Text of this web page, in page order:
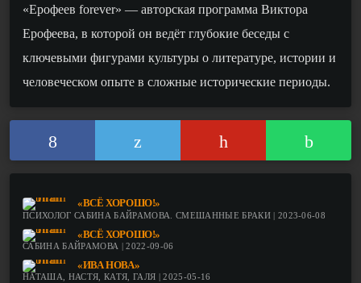
«Ерофеев forever» — авторская программа Виктора
Ерофеева, в которой он ведёт глубокие беседы с
ключевыми фигурами культуры о литературе, истории и
человеческом опыте в сложные исторические периоды.
«ВСЁ ХОРОШО!»
ПСИХОЛОГ САБИНА БАЙРАМОВА. СМЕШАННЫЕ БРАКИ | 2023-06-08
«ВСЁ ХОРОШО!»
САБИНА БАЙРАМОВА | 2022-09-06
«ИВА НОВА»
НАТАША, НАСТЯ, КАТЯ, ГАЛЯ | 2025-05-16